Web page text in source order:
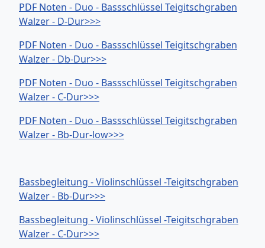
PDF Noten - Duo - Bassschlüssel Teigitschgraben
Walzer - D-Dur>>>
PDF Noten - Duo - Bassschlüssel Teigitschgraben
Walzer - Db-Dur>>>
PDF Noten - Duo - Bassschlüssel Teigitschgraben
Walzer - C-Dur>>>
PDF Noten - Duo - Bassschlüssel Teigitschgraben
Walzer - Bb-Dur-low>>>
Bassbegleitung - Violinschlüssel -Teigitschgraben
Walzer - Bb-Dur>>>
Bassbegleitung - Violinschlüssel -Teigitschgraben
Walzer - C-Dur>>>